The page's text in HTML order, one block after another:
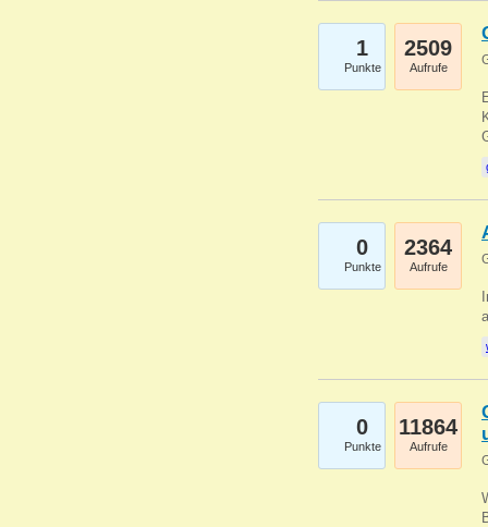
1
Punkte
2509
Aufrufe
0
Punkte
2364
Aufrufe
0
Punkte
11864
Aufrufe